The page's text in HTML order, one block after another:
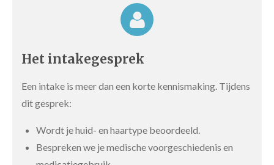
Het intakegesprek
Een intake is meer dan een korte kennismaking. Tijdens
dit gesprek:
Wordt je huid- en haartype beoordeeld.
Bespreken we je medische voorgeschiedenis en